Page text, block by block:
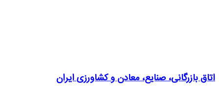
اتاق بازرگانی، صنایع، معادن و کشاورزی ایران